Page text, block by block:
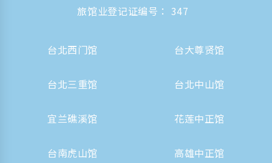
旅馆业登记证编号： 347
台北西门馆 台大尊贤馆
台北三重馆 台北中山馆
宜兰礁溪馆 花莲中正馆
台南虎山馆 高雄中正馆